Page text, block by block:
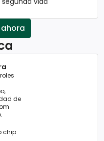
ahora
de
chip